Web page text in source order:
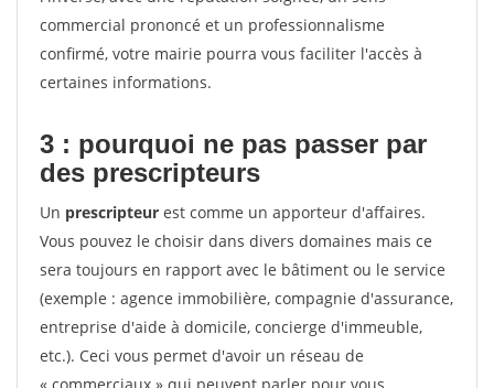
commercial prononcé et un professionnalisme
confirmé, votre mairie pourra vous faciliter l'accès à
certaines informations.
3 : pourquoi ne pas passer par
des prescripteurs
Un prescripteur est comme un apporteur d'affaires.
Vous pouvez le choisir dans divers domaines mais ce
sera toujours en rapport avec le bâtiment ou le service
(exemple : agence immobilière, compagnie d'assurance,
entreprise d'aide à domicile, concierge d'immeuble,
etc.). Ceci vous permet d'avoir un réseau de